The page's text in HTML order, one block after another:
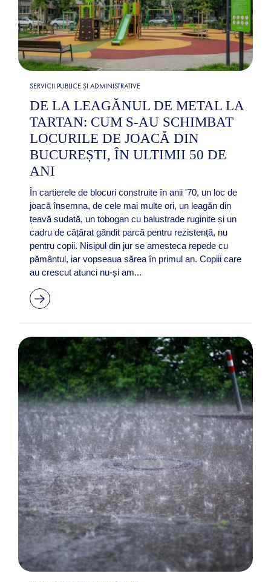
SERVICII PUBLICE ȘI ADMINISTRATIVE
DE LA LEAGĂNUL DE METAL LA
TARTAN: CUM S-AU SCHIMBAT
LOCURILE DE JOACĂ DIN
BUCUREȘTI, ÎN ULTIMII 50 DE
ANI
În cartierele de blocuri construite în anii '70, un loc de
joacă însemna, de cele mai multe ori, un leagăn din
țeavă sudată, un tobogan cu balustrade ruginite și un
cadru de cățărat gândit parcă pentru rezistență, nu
pentru copii. Nisipul din jur se amesteca repede cu
pământul, iar vopseaua sărea în primul an. Copiii care
au crescut atunci nu-și am...